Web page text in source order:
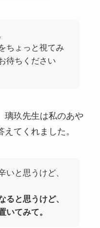
ちょっと視てみ
待ちください
璃玖先生は私のあや
てくれました。
いと思うけど、
ると思うけど、
いてみて。